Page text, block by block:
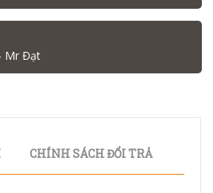
Mr Đạt
CHÍNH SÁCH ĐỔI TRẢ